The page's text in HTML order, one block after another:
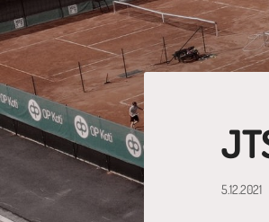
5.12.2021